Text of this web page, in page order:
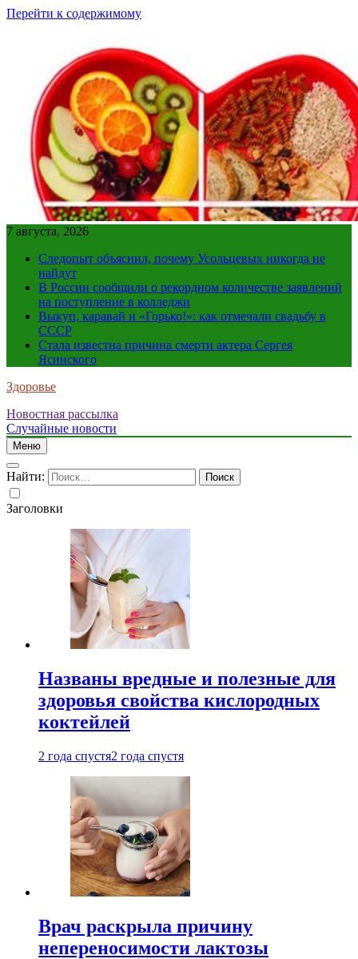
Перейти к содержимому
7 августа, 2026
Следопыт объяснил, почему Усольцевых никогда не
найдут
В России сообщили о рекордном количестве заявлений
на поступление в колледжи
Выкуп, каравай и «Горько!»: как отмечали свадьбу в
СССР
Стала известна причина смерти актера Сергея
Ясинского
Здоровье
Новостная рассылка
Случайные новости
Меню
Найти:
Заголовки
Названы вредные и полезные для
здоровья свойства кислородных
коктейлей
2 года спустя2 года спустя
Врач раскрыла причину
непереносимости лактозы